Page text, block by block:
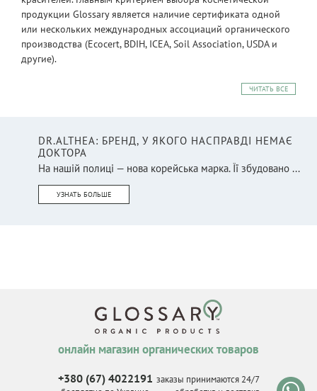
продукции Glossary является наличие сертификата одной
или нескольких международных ассоциаций органического
производства (Ecocert, BDIH, ICEA, Soil Association, USDA и
другие).
ЧИТАТЬ ВСЕ
DR.ALTHEA: БРЕНД, У ЯКОГО НАСПРАВДІ НЕМАЄ
ДОКТОРА
На нашій полиці — нова корейська марка. Її збудовано ...
УЗНАТЬ БОЛЬШЕ
онлайн магазин органических товаров
+380 (67) 4022191 заказы принимаются 24/7